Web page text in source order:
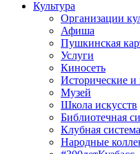
Культура
Организации
Афиша
Пушкинская
Услуги
Киносеть
Исторические и
Музей
Школа искусств
Библиотечная
Клубная система
Народные